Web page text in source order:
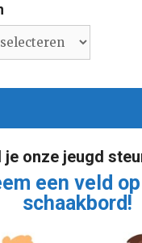
je onze jeugd
een veld
schaakbord!